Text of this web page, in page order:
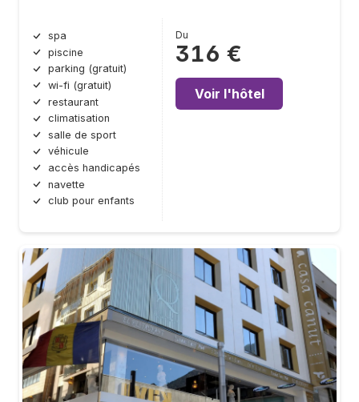
spa
piscine
parking (gratuit)
wi-fi (gratuit)
restaurant
climatisation
salle de sport
véhicule
accès handicapés
navette
club pour enfants
Du
316 €
Voir l'hôtel